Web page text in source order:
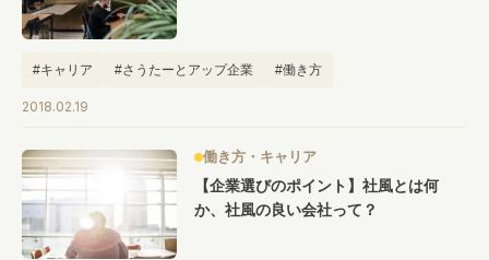
#キャリア #さうたーとアップ企業 #働き方
2018.02.19
働き方・キャリア
【企業選びのポイント】社風とは何
か、社風の良い会社って？